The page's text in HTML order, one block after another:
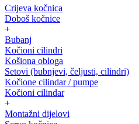
Crijeva kočnica
Doboš kočnice
+
Bubanj
Kočioni cilindri
Košiona obloga
Setovi (bubnjevi, čeljusti, cilindri)
Kočione cilindar / pumpe
Kočioni cilindar
+
Montažni dijelovi